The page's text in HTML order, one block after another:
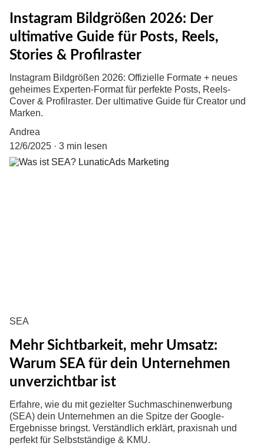
Instagram Bildgrößen 2026: Der
ultimative Guide für Posts, Reels,
Stories & Profilraster
Instagram Bildgrößen 2026: Offizielle Formate + neues
geheimes Experten-Format für perfekte Posts, Reels-
Cover & Profilraster. Der ultimative Guide für Creator und
Marken.
Andrea
12/6/2025
3 min lesen
SEA
Mehr Sichtbarkeit, mehr Umsatz:
Warum SEA für dein Unternehmen
unverzichtbar ist
Erfahre, wie du mit gezielter Suchmaschinenwerbung
(SEA) dein Unternehmen an die Spitze der Google-
Ergebnisse bringst. Verständlich erklärt, praxisnah und
perfekt für Selbstständige & KMU.